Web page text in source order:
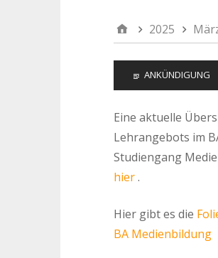
2025
ANKÜNDIGUNG
Eine aktuelle
Lehrangebots im
Studiengang
hier.
Hier gibt es die
BA Medienbildung